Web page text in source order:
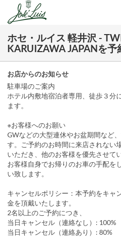
ホセ・ルイス 軽井沢 -
KARUIZAWA JAPANを予
お店からのお知らせ
駐車場のご案内
ホテル内敷地宿泊者専用、徒歩３分
ます。
※お客様へのお願い
GWなどの大型連休やお盆期間など
す。ご予約のお時間に来店されない
いただき、他のお客様を優先させて
お客様自身でお帰りのお車の手配を
い致します。
キャンセルポリシー：本予約をキャ
金を頂戴いたします。
2名以上のご予約につき、
当日キャンセル（連絡なし）: 100%
当日キャンセル（連絡あり）: 80%